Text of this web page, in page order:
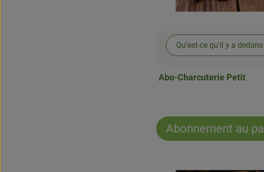
Qu'est-ce qu'il y a dedans
Abo-Charcuterie Petit
Abonnement au